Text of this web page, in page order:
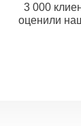
3 000
оценили